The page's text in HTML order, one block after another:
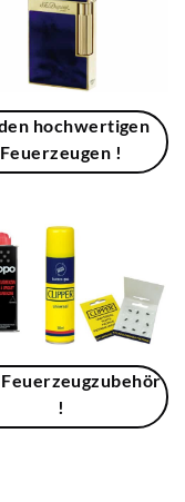
hochwertigen
Feuerzeugen !
!